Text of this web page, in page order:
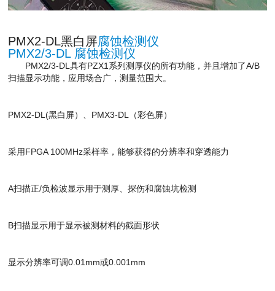
PMX2-DL黑白屏腐蚀检测仪
PMX2/3-DL 腐蚀检测仪
PMX2/3-DL具有PZX1系列测厚仪的所有功能，并且增加了A/B
扫描显示功能，应用场合广，测量范围大。
PMX2-DL(黑白屏）、PMX3-DL（彩色屏）
采用FPGA 100MHz采样率，能够获得的分辨率和穿透能力
A扫描正/负检波显示用于测厚、探伤和腐蚀坑检测
B扫描显示用于显示被测材料的截面形状
显示分辨率可调0.01mm或0.001mm